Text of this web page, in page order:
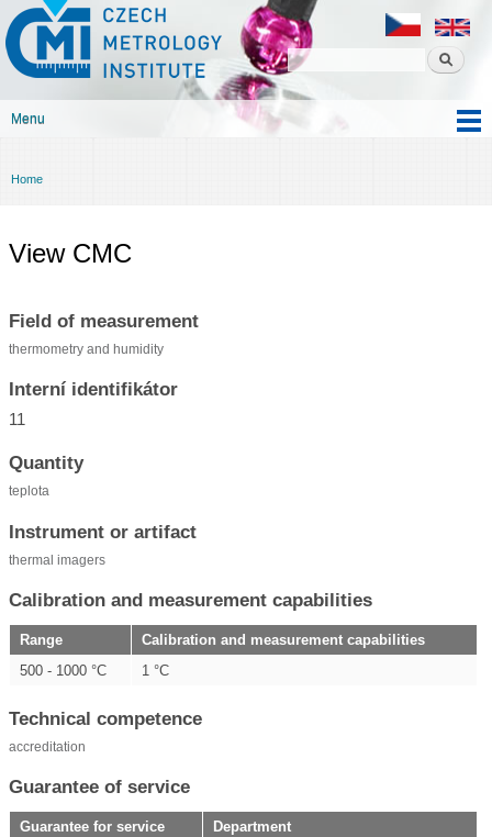
content
Czech
metrology
institute
Menu
You are here
Home
View CMC
Field of measurement
thermometry and humidity
Interní identifikátor
11
Quantity
teplota
Instrument or artifact
thermal imagers
Calibration and measurement capabilities
Range
Calibration and measurement capabilities
500 - 1000 °C
1 °C
Technical competence
accreditation
Guarantee of service
Guarantee for service
Department